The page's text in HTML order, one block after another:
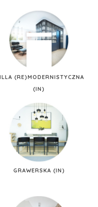
(RE)MODERNISTYCZNA
(IN)
GRAWERSKA (IN)